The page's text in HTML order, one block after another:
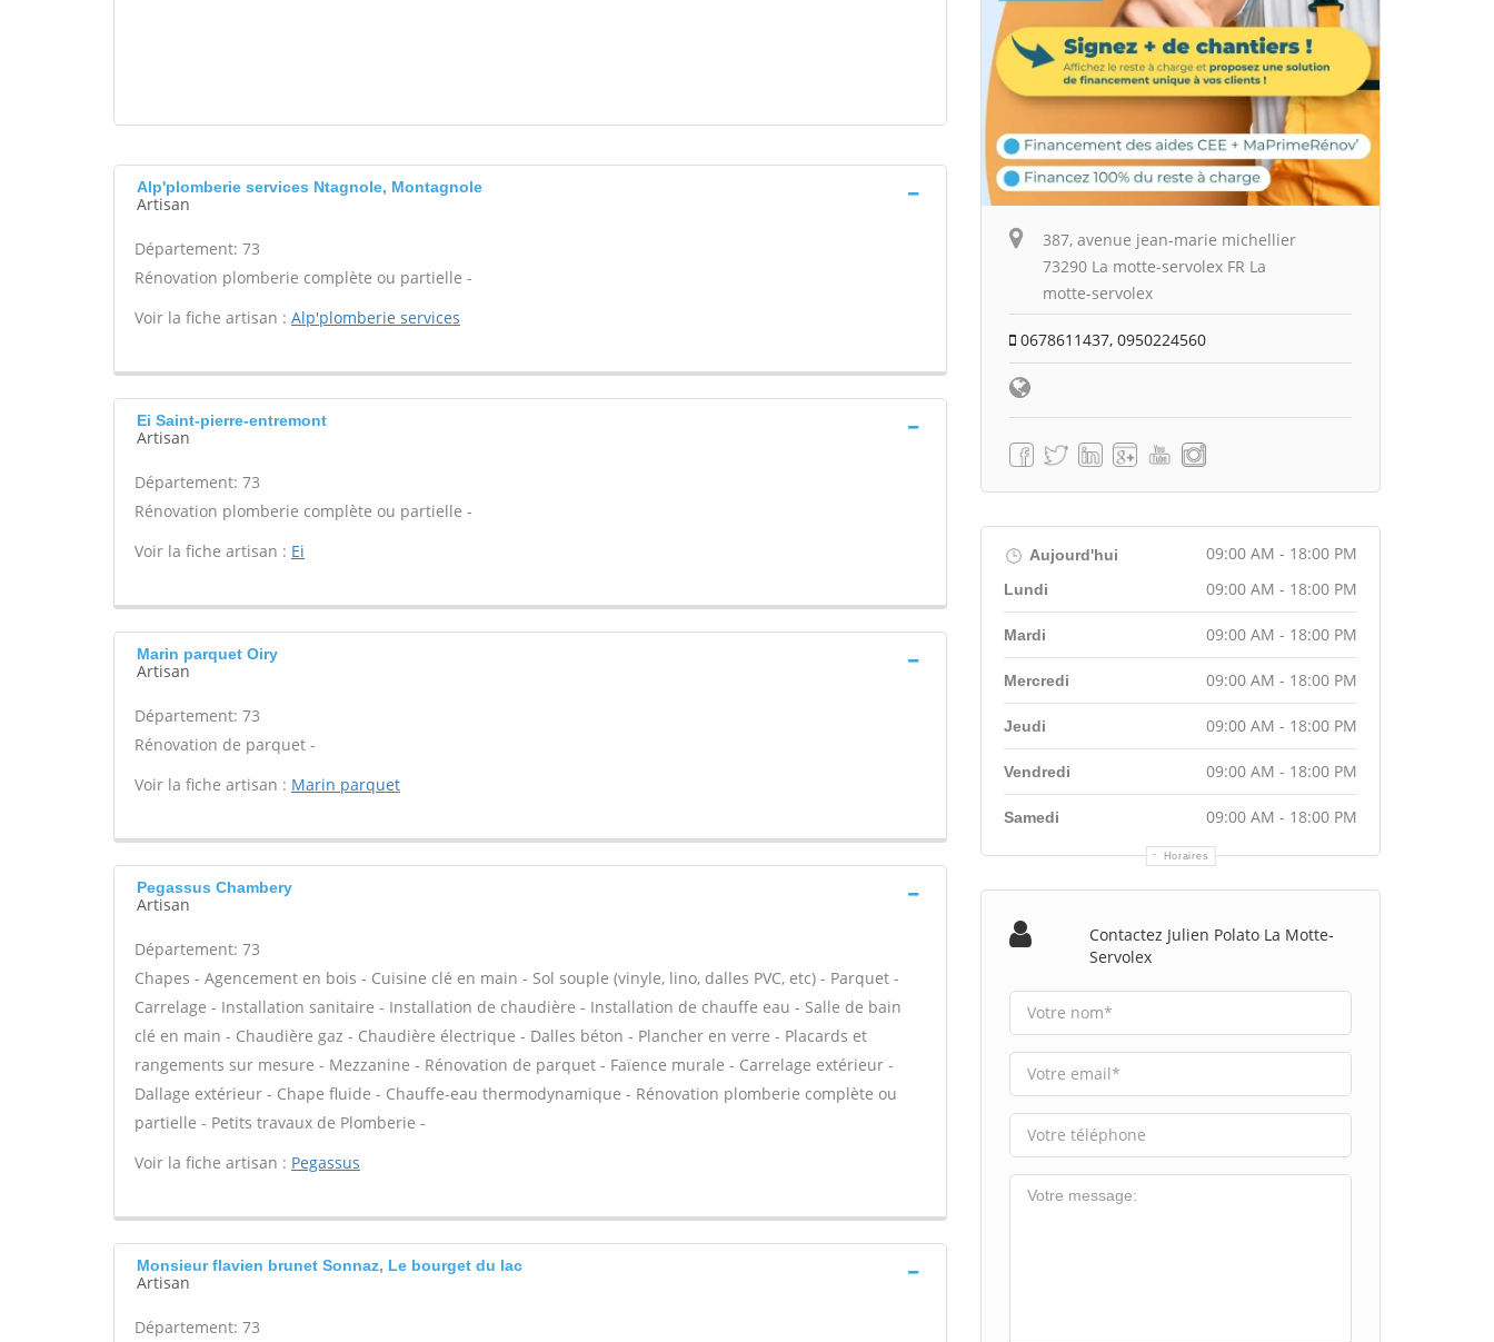
Alp'plomberie services Ntagnole, Montagnole
Artisan
Département: 73
Rénovation plomberie complète ou partielle -
Voir la fiche artisan : Alp'plomberie services
Ei Saint-pierre-entremont
Artisan
Département: 73
Rénovation plomberie complète ou partielle -
Voir la fiche artisan : Ei
Marin parquet Oiry
Artisan
Département: 73
Rénovation de parquet -
Voir la fiche artisan : Marin parquet
Pegassus Chambery
Artisan
Département: 73
Chapes - Agencement en bois - Cuisine clé en main - Sol souple (vinyle, lino, dalles PVC, etc) - Parquet -
Carrelage - Installation sanitaire - Installation de chaudière - Installation de chauffe eau - Salle de bain
clé en main - Chaudière gaz - Chaudière électrique - Dalles béton - Plancher en verre - Placards et
rangements sur mesure - Mezzanine - Rénovation de parquet - Faïence murale - Carrelage extérieur -
Dallage extérieur - Chape fluide - Chauffe-eau thermodynamique - Rénovation plomberie complète ou
partielle - Petits travaux de Plomberie -
Voir la fiche artisan : Pegassus
Monsieur flavien brunet Sonnaz, Le bourget du lac
Artisan
Département: 73
387, avenue jean-marie michellier
73290 La motte-servolex FR La
motte-servolex
0678611437, 0950224560
Aujourd'hui 09:00 AM - 18:00 PM
Horaires
Lundi 09:00 AM - 18:00 PM
Mardi 09:00 AM - 18:00 PM
Mercredi 09:00 AM - 18:00 PM
Jeudi 09:00 AM - 18:00 PM
Vendredi 09:00 AM - 18:00 PM
Samedi 09:00 AM - 18:00 PM
Contactez Julien Polato La Motte-
Servolex